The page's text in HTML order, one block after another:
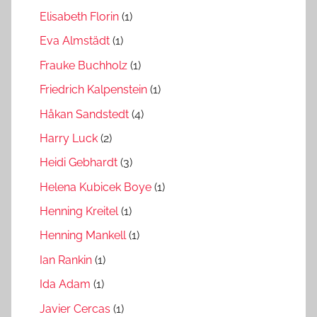
Elisabeth Florin (1)
Eva Almstädt (1)
Frauke Buchholz (1)
Friedrich Kalpenstein (1)
Håkan Sandstedt (4)
Harry Luck (2)
Heidi Gebhardt (3)
Helena Kubicek Boye (1)
Henning Kreitel(1)
Henning Mankell(1)
Ian Rankin (1)
Ida Adam (1)
Javier Cercas (1)